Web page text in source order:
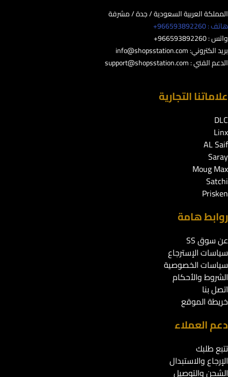
المملكة العربية السعودية / جدة / مشرفة
هاتف : 966593892260+
واتس : 966593892260+
بريد الكتروني:info@shopsstation.com
الدعم الفني :support@shopsstation.com
علاماتنا التجارية
DLC
Linx
AL Saif
Saray
Moug Max
Satchi
Prisken
روابط هامة
عن سوق SS
سياسات الإسترجاع
سياسات الخصوصية
الشروط والأحكام
اتصل بنا
خريطة الموقع
دعم العملاء
تتبع طلبك
الإرجاع والاستبدال
الشحن والتوصيل